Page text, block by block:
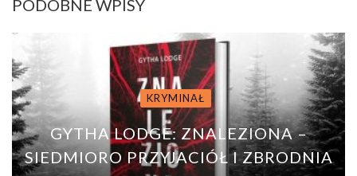
PODOBNE WPISY
KRYMINAŁ
GYTHA LODGE: ZNALEZIONA –
SIEDMIORO PRZYJACIÓŁ I ZBRODNIA